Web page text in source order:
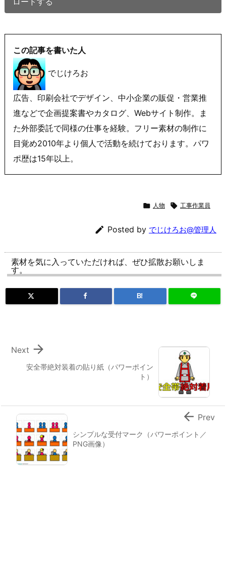
この記事を書いた人
でじけろお
広告、印刷会社でデザイン、中小企業の販促・営業推
進などで企画提案書やカタログ、Webサイト制作。ま
た外部委託で同様の仕事を経験。フリー素材の制作に
目覚め2010年より個人で活動を続けております。パワ
ポ歴は15年以上。
 人物  工事作業員
 Posted by でじけろお@管理人
素材を気に入っていただければ、ぜひ拡散お願いしま
す。
B!
安全帯絶対装着の貼り紙（パワーポイン
ト）

Next
シンプルな受付マーク（パワーポイント／
PNG画像）
 Prev